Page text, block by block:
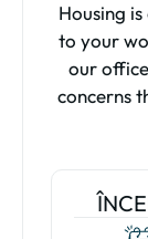
Housing
to your
our
concerns